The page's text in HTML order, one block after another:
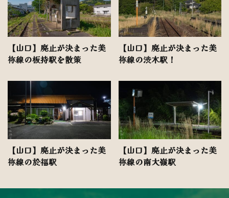
【山口】廃止が決まった美
祢線の板持駅を散策
【山口】廃止が決まった美
祢線の渋木駅！
【山口】廃止が決まった美
祢線の於福駅
【山口】廃止が決まった美
祢線の南大嶺駅